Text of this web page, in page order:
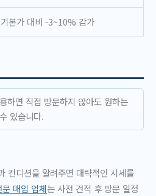
기본가 대비 -3~10% 감가
하면 직접 방문하지 않아도 원하는
있습니다.
컨디션을 알려주면 대략적인 시세를
문 매입 업체는 사전 견적 후 방문 일정